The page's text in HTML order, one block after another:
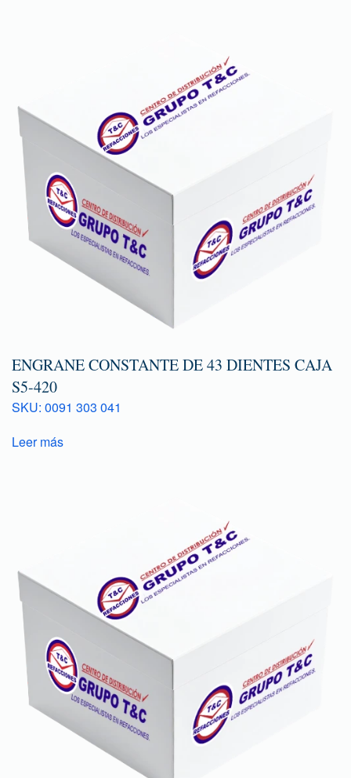
ENGRANE CONSTANTE DE 43 DIENTES CAJA
S5-420
SKU: 0091 303 041
Leer más